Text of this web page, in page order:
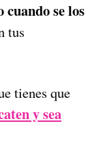
cuando se los
tus
tienes que
y sea